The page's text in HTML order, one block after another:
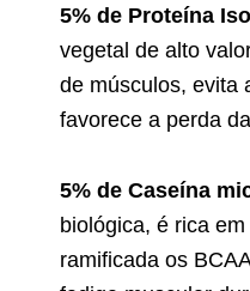
5% de Proteína
vegetal de alto
de músculos, evita
favorece a perda
5% de Caseína
biológica, é rica
ramificada os